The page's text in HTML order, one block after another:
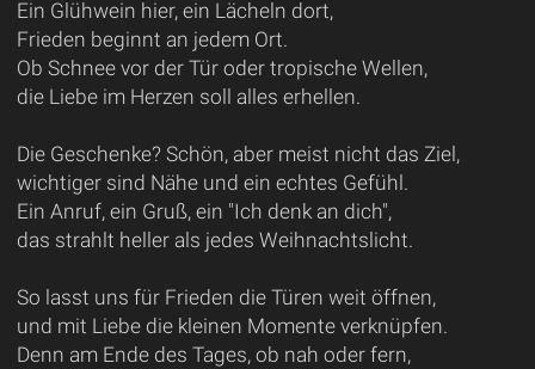
Ein Glühwein hier, ein Lächeln dort,
Frieden beginnt an jedem Ort.
Ob Schnee vor der Tür oder tropische Wellen,
die Liebe im Herzen soll alles erhellen.
Die Geschenke? Schön, aber meist nicht das Ziel,
wichtiger sind Nähe und ein echtes Gefühl.
Ein Anruf, ein Gruß, ein "Ich denk an dich",
das strahlt heller als jedes Weihnachtslicht.
So lasst uns für Frieden die Türen weit öffnen,
und mit Liebe die kleinen Momente verknüpfen.
Denn am Ende des Tages, ob nah oder fern,